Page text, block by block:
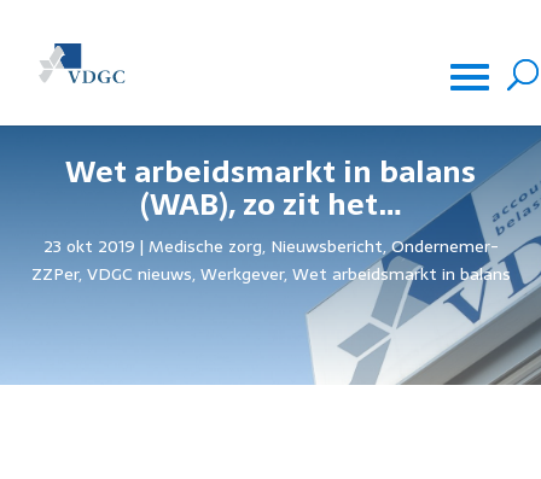
Wet arbeidsmarkt in balans
(WAB), zo zit het…
23 okt 2019 Medische zorg, Nieuwsbericht,Ondernemer-
ZZPer,VDGC nieuws,Werkgever,Wet arbeidsmarkt in balans